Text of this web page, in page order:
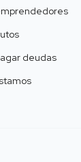
deudas